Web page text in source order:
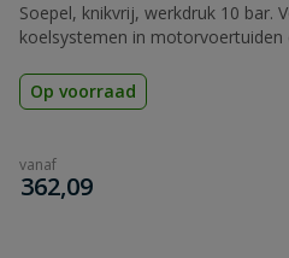
Soepel, knikvrij, werkdruk 10 bar.
koelsystemen in motorvoertuiden
Op voorraad
vanaf
€
362,09